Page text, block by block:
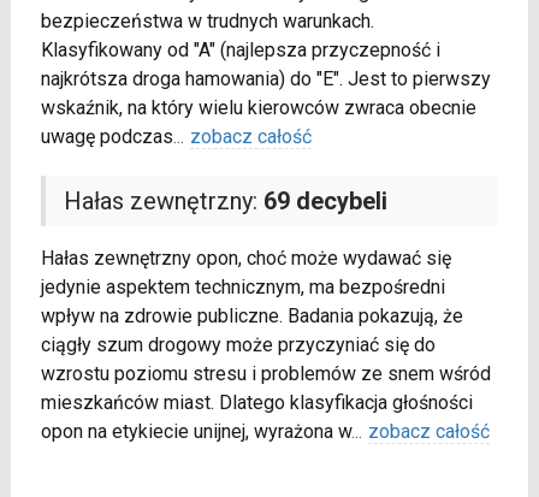
bezpieczeństwa w trudnych warunkach.
Klasyfikowany od "A" (najlepsza przyczepność i
najkrótsza droga hamowania) do "E". Jest to pierwszy
wskaźnik, na który wielu kierowców zwraca obecnie
uwagę podczas... zobacz całość
Hałas zewnętrzny: 69 decybeli
Hałas zewnętrzny opon, choć może wydawać się
jedynie aspektem technicznym, ma bezpośredni
wpływ na zdrowie publiczne. Badania pokazują, że
ciągły szum drogowy może przyczyniać się do
wzrostu poziomu stresu i problemów ze snem wśród
mieszkańców miast. Dlatego klasyfikacja głośności
opon na etykiecie unijnej, wyrażona w... zobacz całość